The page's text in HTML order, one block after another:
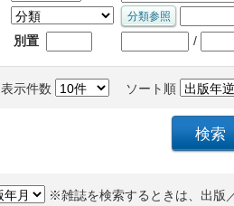
別置 /
表示件数 ソート順
※雑誌を検索するときは、出版